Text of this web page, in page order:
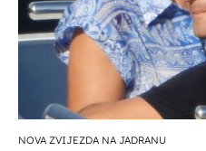
NOVA ZVIJEZDA NA JADRANU